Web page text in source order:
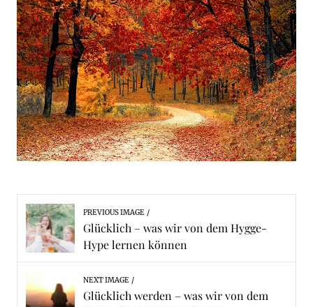
PREVIOUS IMAGE
Glücklich – was wir von dem Hygge-
Hype lernen können
NEXT IMAGE
Glücklich werden – was wir von dem